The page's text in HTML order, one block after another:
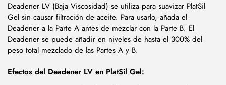
Deadener LV (Baja Viscosidad) se utiliza para suavizar PlatSil
Gel sin causar filtración de aceite. Para usarlo, añada el
Deadener a la Parte A antes de mezclar con la Parte B. El
Deadener se puede añadir en niveles de hasta el 300% del
peso total mezclado de las Partes A y B.
Efectos del Deadener LV en PlatSil Gel: